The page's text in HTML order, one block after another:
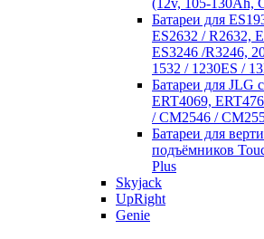
(12v, 105-130Ah,
Батареи для
ES2632 / R2632,
ES3246 /R3246,
1532 / 1230ES /
Батареи для JLG
ERT4069,
/ CM2546 /
Батареи для
подъёмников
Plus
Skyjack
UpRight
Genie